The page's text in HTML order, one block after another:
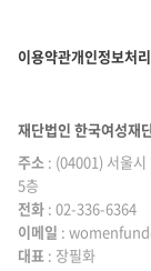
이용약관개인정보처
재단법인 한국여성재
주소 : (04001) 서울
5층
전화 : 02-336-6364
|
이메일 :
|
대표 : 장필화